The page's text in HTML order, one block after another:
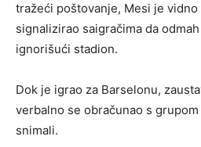
tražeći poštovanje, Mesi je
signalizirao saigračima da
ignorišući stadion.
Dok je igrao za Barselonu,
verbalno se obračunao s
snimali.